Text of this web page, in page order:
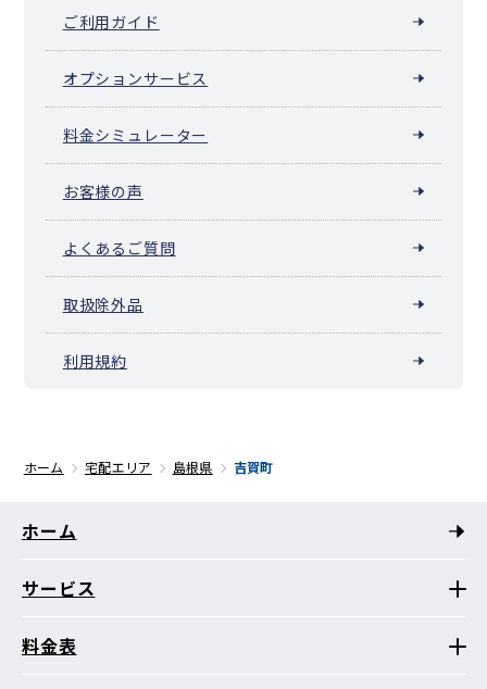
ご利用ガイド
オプションサービス
料金シミュレーター
お客様の声
よくあるご質問
取扱除外品
利用規約
ホーム 宅配エリア 島根県 吉賀町
ホーム
サービス
料金表